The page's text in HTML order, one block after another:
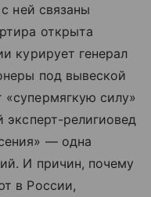
ней связаны
открыта
курирует генерал
под вывеской
силу»
эксперт-религиовед
— одна
И причин, почему
в России,